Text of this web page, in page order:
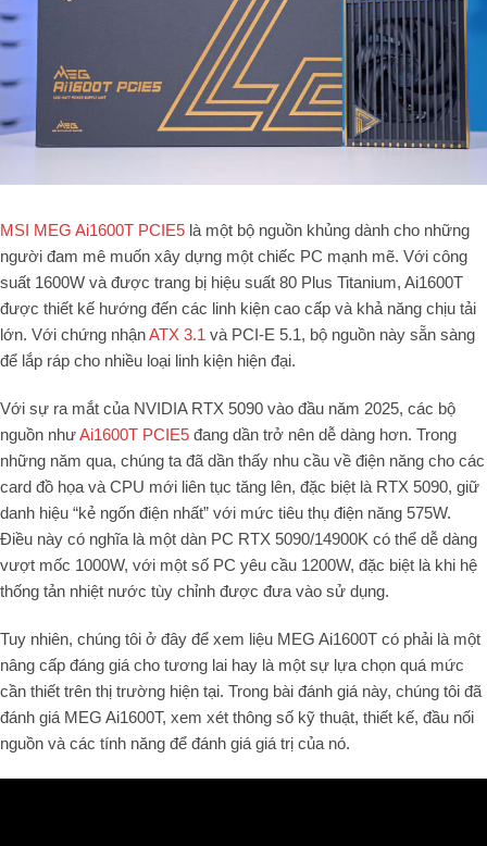
MSI MEG Ai1600T PCIE5 là một bộ nguồn khủng dành cho những
người đam mê muốn xây dựng một chiếc PC mạnh mẽ. Với công
suất 1600W và được trang bị hiệu suất 80 Plus Titanium, Ai1600T
được thiết kế hướng đến các linh kiện cao cấp và khả năng chịu tải
lớn. Với chứng nhậnATX 3.1 và PCI-E 5.1, bộ nguồn này sẵn sàng
để lắp ráp cho nhiều loại linh kiện hiện đại.
Với sự ra mắt của NVIDIA RTX 5090 vào đầu năm 2025, các bộ
nguồn nhưAi1600T PCIE5 đang dần trở nên dễ dàng hơn. Trong
những năm qua, chúng ta đã dần thấy nhu cầu về điện năng cho các
card đồ họa và CPU mới liên tục tăng lên, đặc biệt là RTX 5090, giữ
danh hiệu “kẻ ngốn điện nhất” với mức tiêu thụ điện năng 575W.
Điều này có nghĩa là một dàn PC RTX 5090/14900K có thể dễ dàng
vượt mốc 1000W, với một số PC yêu cầu 1200W, đặc biệt là khi hệ
thống tản nhiệt nước tùy chỉnh được đưa vào sử dụng.
Tuy nhiên, chúng tôi ở đây để xem liệu MEG Ai1600T có phải là một
nâng cấp đáng giá cho tương lai hay là một sự lựa chọn quá mức
cần thiết trên thị trường hiện tại. Trong bài đánh giá này, chúng tôi đã
đánh giá MEG Ai1600T, xem xét thông số kỹ thuật, thiết kế, đầu nối
nguồn và các tính năng để đánh giá giá trị của nó.